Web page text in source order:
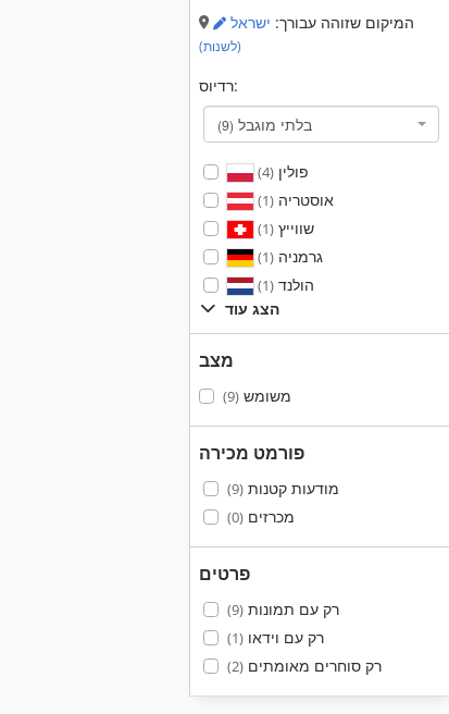
המיקום שזוהה עבורך: ישראל
(לשנות)
רדיוס:
בלתי מוגבל (9)
פולין(4)
אוסטריה(1)
שווייץ(1)
גרמניה(1)
הולנד(1)
הצג עוד
מצב
משומש(9)
פורמט מכירה
מודעות קטנות(9)
מכרזים(0)
פרטים
רק עם תמונות(9)
רק עם וידאו(1)
רק סוחרים מאומתים(2)